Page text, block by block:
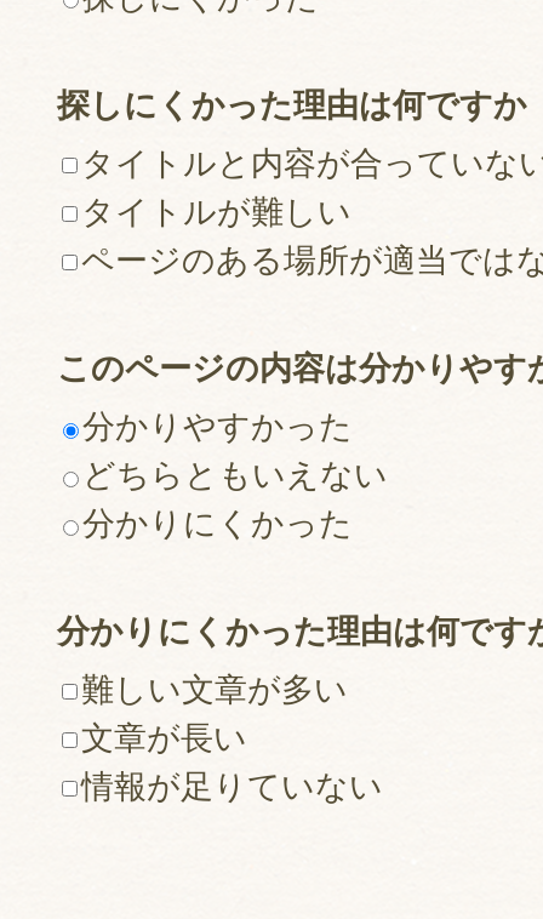
探しにくかった理由は何ですか
タイトルと内容が合っていな
タイトルが難しい
ページのある場所が適当では
このページの内容は分かりやす
分かりやすかった
どちらともいえない
分かりにくかった
分かりにくかった理由は何です
難しい文章が多い
文章が長い
情報が足りていない